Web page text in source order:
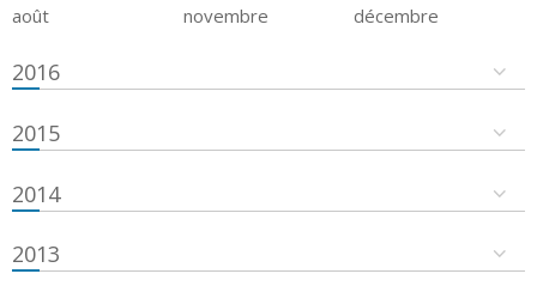
août
novembre décembre
2016
2015
2014
2013